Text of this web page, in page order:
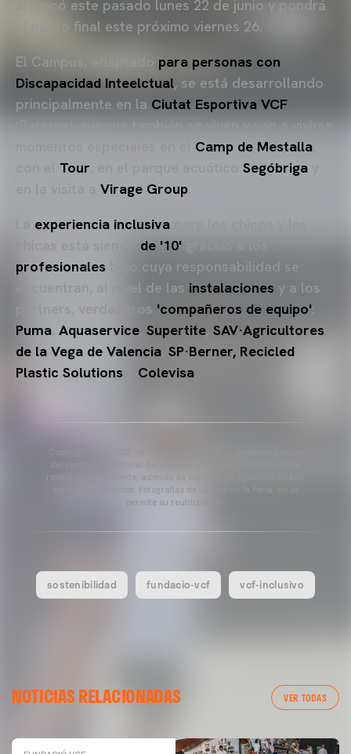
arrancó este pasado lunes 22 de junio y pondrá
el punto final este próximo viernes 26.
El Campus, adaptado para personas con
Discapacidad Inteelctual, se está desarrollando
principalmente en la Ciutat Esportiva VCF
(Paterna), aunque también se viven y van a vivirse
Camp de Mestalla
Tour Segóbriga
Virage Group
experiencia inclusiva
de '10'
profesionales
bajo cuya responsabilidad se
encuentran, al nivel de las instalaciones y a los
partners, verdaderos 'compañeros de equipo':
Puma Aquaservice Supertite, SAV·Agricultores
de la Vega de Valencia SP·Berner, Recicled
Plastic Solutions
Colevisa
referencia a su fuente, además de contener el siguiente enlace:
www.valenciacf.com. Fotografías de Lázaro de la Peña, no se
permite su reutilización.
sostenibilidad fundacio-vcf vcf-inclusivo
NOTICIAS RELACIONADAS VER TODAS